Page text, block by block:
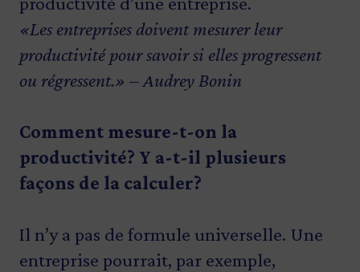
«Les entreprises doivent mesurer leur
productivité pour savoir si elles progressent
ou régressent.» – Audrey Bonin
Comment mesure-t-on la
productivité? Y a-t-il plusieurs
façons de la calculer?
Il n’y a pas de formule universelle. Une
entreprise pourrait, par exemple,